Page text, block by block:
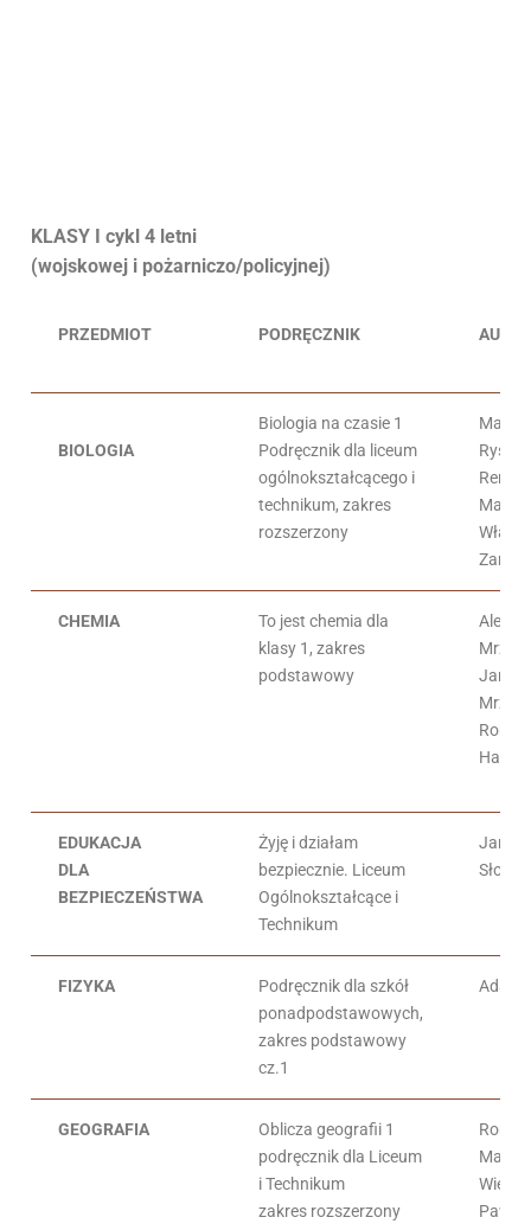
KLASY I cykl 4 letni
(wojskowej i pożarniczo/policyjnej)
PRZEDMIOT PODRĘCZNIK
BIOLOGIA
Biologia na czasie 1
Podręcznik dla liceum
ogólnokształcącego i
technikum, zakres
rozszerzony
Marek
CHEMIA
To jest chemia dla
klasy 1, zakres
podstawowy
Hassa
EDUKACJA
DLA
BEZPIECZEŃSTWA
Żyję i działam
bezpiecznie. Liceum
Ogólnokształcące i
Technikum
Słoma
FIZYKA
Podręcznik dla szkół
ponadpodstawowych,
zakres podstawowy
cz.1
Adam
GEOGRAFIA
Oblicza geografii 1
podręcznik dla Liceum
i Technikum
zakres rozszerzony